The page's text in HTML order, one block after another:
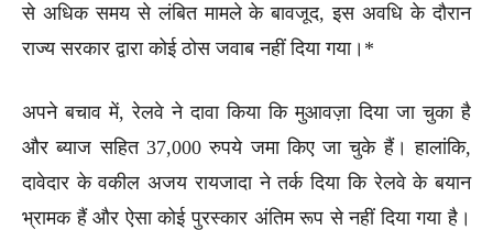
से अधिक समय से लंबित मामले के बावजूद, इस अवधि के दौरान
राज्य सरकार द्वारा कोई ठोस जवाब नहीं दिया गया।*
अपने बचाव में, रेलवे ने दावा किया कि मुआवज़ा दिया जा चुका है
और ब्याज सहित 37,000 रुपये जमा किए जा चुके हैं। हालांकि,
दावेदार के वकील अजय रायजादा ने तर्क दिया कि रेलवे के बयान
भ्रामक हैं और ऐसा कोई पुरस्कार अंतिम रूप से नहीं दिया गया है।